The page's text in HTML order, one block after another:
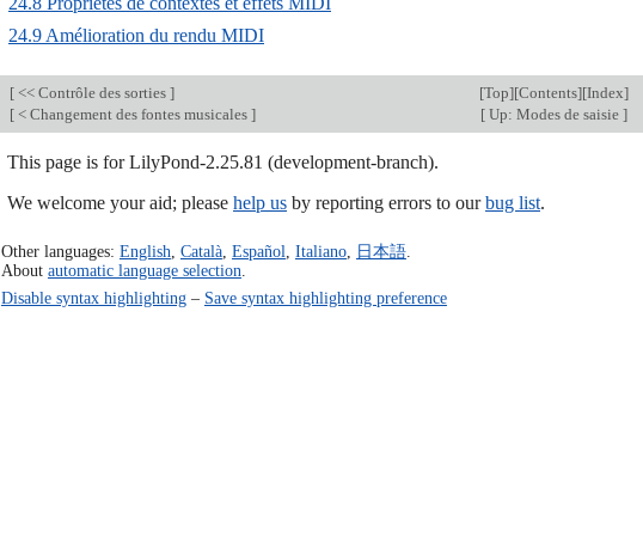
24.9 Amélioration du rendu MIDI
[ << Contrôle des sorties ] [Top][Contents][Index]
[ < Changement des fontes musicales ] [ Up: Modes de saisie ]
This page is for LilyPond-2.25.81 (development-branch).
We welcome your aid; please help us by reporting errors to ourbug list.
Other languages: English Català, Español Italiano, 日本語.
About automatic language selection
Disable syntax highlighting– Save syntax highlighting preference